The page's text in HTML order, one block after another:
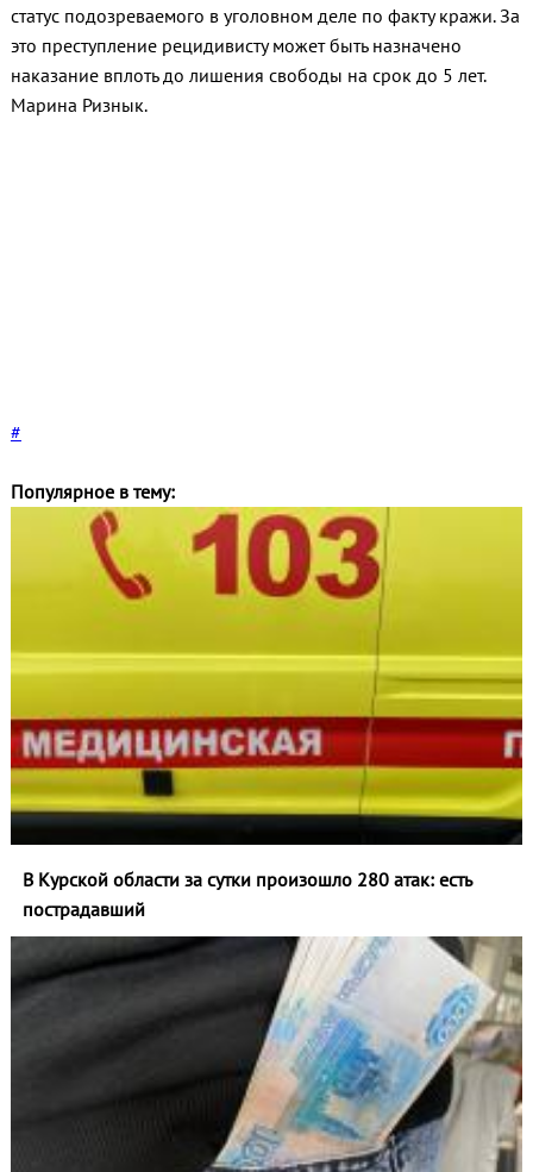
статус подозреваемого в уголовном деле по факту кражи. За
это преступление рецидивисту может быть назначено
наказание вплоть до лишения свободы на срок до 5 лет.
Марина Ризнык.
#
Популярное в тему:
В Курской области за сутки произошло 280 атак: есть
пострадавший